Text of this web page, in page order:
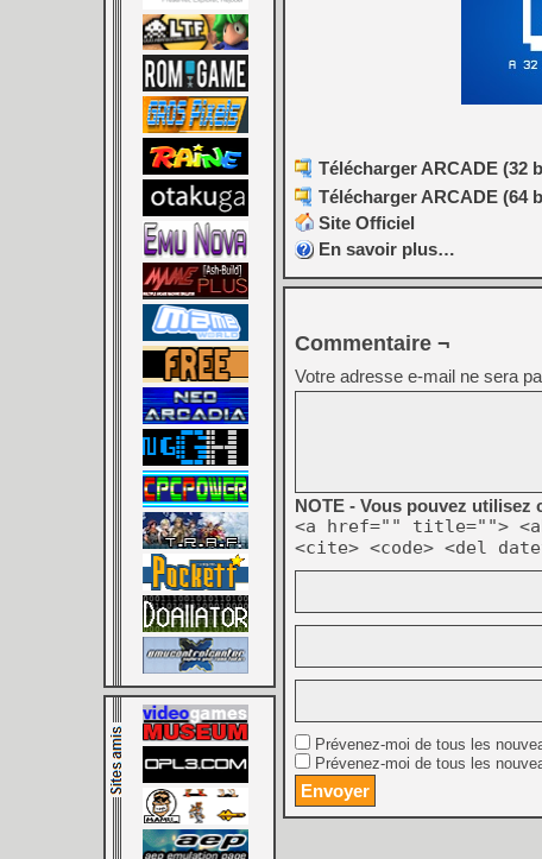
Télécharger ARCADE (32
Télécharger ARCADE (64
Site Officiel
En savoir plus…
Commentaire ¬
Votre adresse e-mail ne sera
NOTE - Vous pouvez utilisez
<a href="" title="">
<cite> <code> <del
Prévenez-moi de tous les
Prévenez-moi de tous les